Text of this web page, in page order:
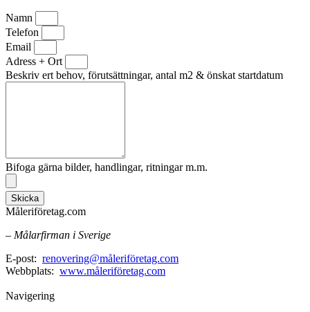
Namn
Telefon
Email
Adress + Ort
Beskriv ert behov, förutsättningar, antal m2 & önskat startdatum
Bifoga gärna bilder, handlingar, ritningar m.m.
Skicka
Måleriföretag.com
– Målarfirman i Sverige
E-post: renovering@måleriföretag.com
Webbplats: www.måleriföretag.com
Navigering